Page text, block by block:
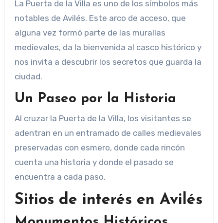
La Puerta de la Villa es uno de los símbolos más
notables de Avilés. Este arco de acceso, que
alguna vez formó parte de las murallas
medievales, da la bienvenida al casco histórico y
nos invita a descubrir los secretos que guarda la
ciudad.
Un Paseo por la Historia
Al cruzar la Puerta de la Villa, los visitantes se
adentran en un entramado de calles medievales
preservadas con esmero, donde cada rincón
cuenta una historia y donde el pasado se
encuentra a cada paso.
Sitios de interés en Avilés